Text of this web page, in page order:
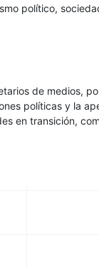
político,
de medios,
políticas y la
en transición,